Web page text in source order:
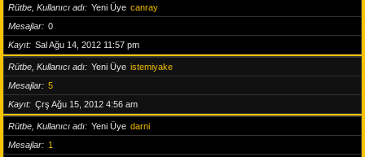
Rütbe, Kullanıcı adı Yeni Üye canray
Mesajlar
0
Kayıt
Sal Ağu 14, 2012 11:57 pm
Rütbe, Kullanıcı adı Yeni Üye istemiyake
Mesajlar
5
Kayıt
Çrş Ağu 15, 2012 4:56 am
Rütbe, Kullanıcı adı Yeni Üye darni
Mesajlar
1